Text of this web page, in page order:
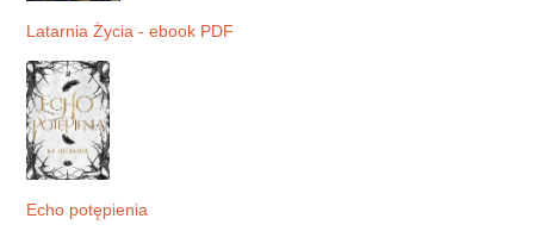
Latarnia Życia - ebook PDF
Echo potępienia